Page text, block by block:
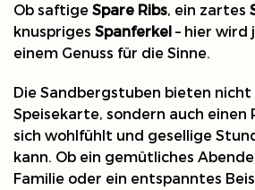
Ob saftige Spare Ribs, ein zartes
knuspriges Spanferkel – hier wird
einem Genuss für die Sinne.
Die Sandbergstuben bieten
Speisekarte, sondern auch einen
sich wohlfühlt und gesellige
kann. Ob ein gemütliches
Familie oder ein entspanntes